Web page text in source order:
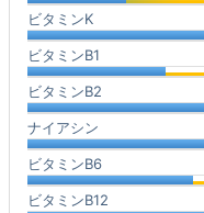
ビタミンK
ビタミンB1
ビタミンB2
ナイアシン
ビタミンB6
ビタミンB12